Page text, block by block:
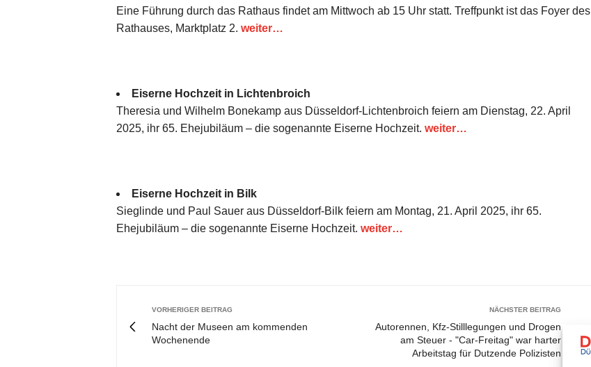
Eine Führung durch das Rathaus findet am Mittwoch ab 15 Uhr statt. Treffpunkt ist das Foyer des
Rathauses, Marktplatz 2. weiter…
Eiserne Hochzeit in Lichtenbroich
Theresia und Wilhelm Bonekamp aus Düsseldorf-Lichtenbroich feiern am Dienstag, 22. April
2025, ihr 65. Ehejubiläum – die sogenannte Eiserne Hochzeit. weiter…
Eiserne Hochzeit in Bilk
Sieglinde und Paul Sauer aus Düsseldorf-Bilk feiern am Montag, 21. April 2025, ihr 65.
Ehejubiläum – die sogenannte Eiserne Hochzeit. weiter…
VORHERIGER BEITRAG
Nacht der Museen am kommenden
Wochenende
NÄCHSTER BEITRAG
Autorennen, Kfz-Stilllegungen und Drogen
am Steuer - "Car-Freitag" war harter
Arbeitstag für Dutzende Polizisten